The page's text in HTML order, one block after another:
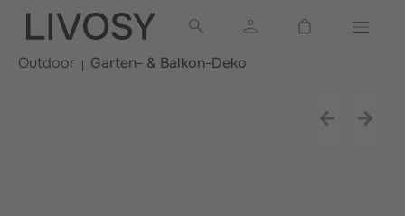
springen
Warenkorb
Outdoor
Garten- & Balkon-Deko